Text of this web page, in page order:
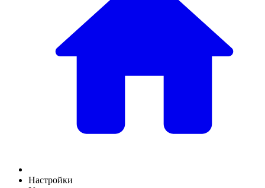
Настройки